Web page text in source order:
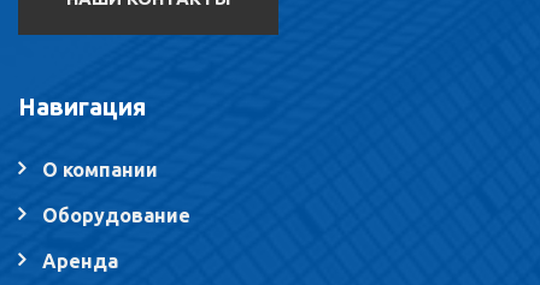
Навигация
О компании
Оборудование
Аренда